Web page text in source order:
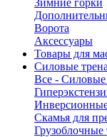
Зимние горки
Ворота
Аксессуары
Товары для
Силовые
Все -
Скамья для